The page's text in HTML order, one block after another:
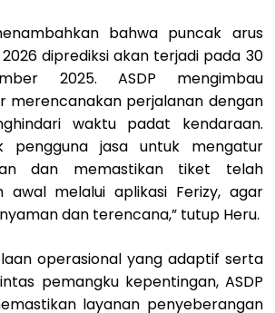
bahwa puncak arus
diprediksi akan terjadi pada 30
2025. ASDP mengimbau
merencanakan perjalanan dengan
waktu padat kendaraan.
pengguna jasa untuk mengatur
dan memastikan tiket telah
awal melalui aplikasi Ferizy, agar
dan terencana,” tutup Heru.
operasional yang adaptif serta
pemangku kepentingan, ASDP
layanan penyeberangan